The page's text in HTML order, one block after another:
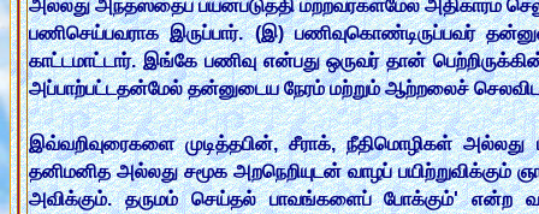
அல்லது அந்தஸ்தைப் பயன்படுத்தி மற்றவர்கள்மேல் அதிகாரம்
பணிசெய்பவராக இருப்பார். (இ) பணிவுகொண்டிருப்பவர்
காட்டமாட்டார். இங்கே பணிவு என்பது ஒருவர் தான்
அப்பாற்பட்டதன்மேல் தன்னுடைய நேரம் மற்றும் ஆற்றலைச்
இவ்வறிவுரைகளை முடித்தபின், சீராக், நீதிமொழிகள் அல்லது
தனிமனித அல்லது சமூக அறநெறியுடன் வாழப் பயிற்றுவிக்கும்
அவிக்கும். தருமம் செய்தல் பாவங்களைப் போக்கும்' என்ற